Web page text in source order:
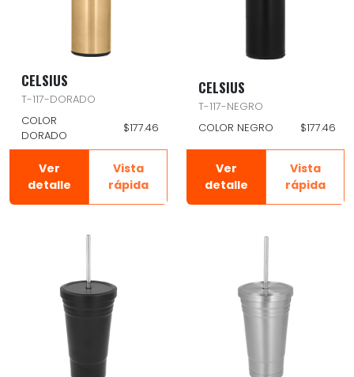
CELSIUS
T-117-DORADO
COLOR
DORADO
$177.46
Ver
detalle
Vista
rápida
CELSIUS
T-117-NEGRO
COLOR NEGRO
$177.46
Ver
detalle
Vista
rápida